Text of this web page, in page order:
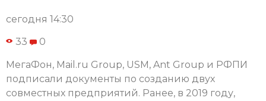
сегодня 14:30
33 0
МегаФон, Mail.ru Group, USM, Ant Group и РФПИ
подписали документы по созданию двух
совместных предприятий. Ранее, в 2019 году,